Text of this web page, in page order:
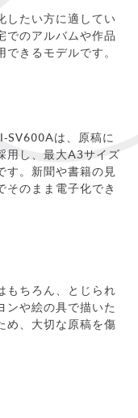
したい方に適してい
でのアルバムや作品
きるモデルです。
SV600Aは、原稿に
用し、最大A3サイズ
す。新聞や書籍の見
そのまま電子化でき
もちろん、とじられ
ンや絵の具で描いた
め、大切な原稿を傷